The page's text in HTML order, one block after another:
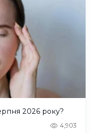
2026 року?
4,903